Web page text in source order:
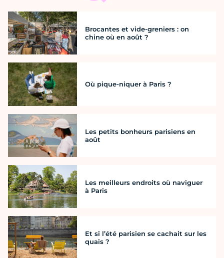
Brocantes et vide-greniers : on
chine où en août ?
Où pique-niquer à Paris ?
Les petits bonheurs parisiens en
août
Les meilleurs endroits où naviguer
à Paris
Et si l’été parisien se cachait sur les
quais ?